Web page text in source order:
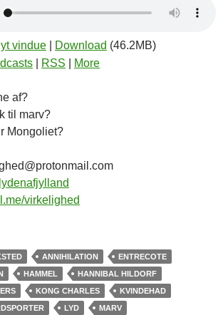
vindue Download (46.2MB)
RSS More
af?
til marv?
Mongoliet?
virkelighed
ANNIHILATION
ENTRECOTE
HAMMEL
HANNIBAL HILDORF
KONG CHARLES
KVINDEHAD
LYD
MARV